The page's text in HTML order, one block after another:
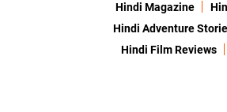
Hindi Magazine
Hindi Adventure
Hindi Film Reviews